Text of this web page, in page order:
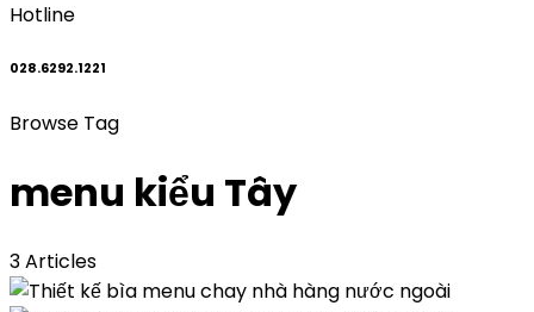
Hotline
028.6292.1221
Browse Tag
menu kiểu Tây
3 Articles